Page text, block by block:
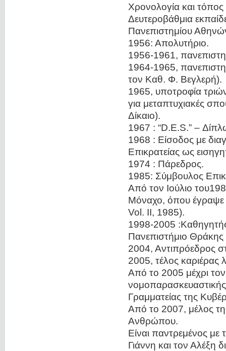
Χρονολογία και
Δευτεροβάθμια
Πανεπιστημίου
1956: Απολυτήριο.
1956-1961,
1964-1965,
τον Καθ. Φ. Βεγλερή).
1965, υποτροφία
για μεταπτυχιακές
Δίκαιο).
1967 : “D.E.S.” –
1968 : Είσοδος με
Επικρατείας ως
1974 : Πάρεδρος.
1985: Σύμβουλος
Από τον Ιούλιο
Μόναχο, όπου έγραψε
Vol. II, 1985).
1998-2005 :Καθηγητής
Πανεπιστήμιο
2004, Αντιπρόεδρος
2005, τέλος καριέρας
Από το 2005 μέχρι
Γραμματείας της
Από το 2007, μέλος
Ανθρώπου.
Είναι παντρεμένος
Γιάννη και τον Αλέξη